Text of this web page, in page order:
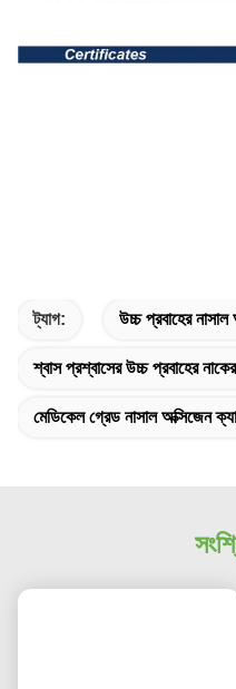
ট্যাগ: উচ্চ প্রবাহের নাসাল
শ্বাস প্রশ্বাসের উচ্চ প্রবাহের
মেডিকেল গ্রেড নাসাল অক্সিজেন